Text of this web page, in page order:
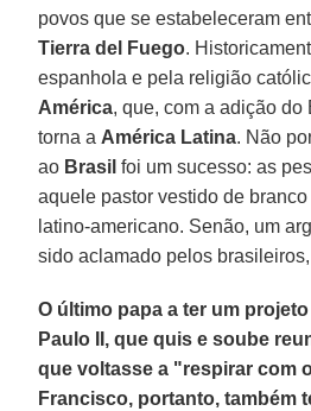
povos que se estabeleceram
Tierra del Fuego.
espanhola e pela religião
América, que, com a adição do
torna a América Latina. Não
ao Brasil foi um sucesso: as
aquele pastor vestido de
latino-americano. Senão, um
sido aclamado pelos
O último papa a ter um
Paulo II, que quis e soube
que voltasse a "respirar com
Francisco, portanto, também